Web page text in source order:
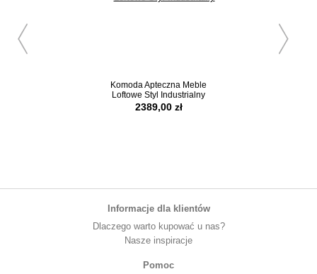
Komoda Apteczna Meble
Loftowe Styl Industrialny
2389,00 zł
Informacje dla klientów
Dlaczego warto kupować u nas?
Nasze inspiracje
Pomoc